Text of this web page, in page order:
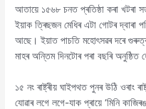
আতায়ে ১৫৬৮ চনত প্ৰতিষ্ঠা কৰা
ইয়াক ত্ৰিছজন মেধিৰ এটা গোটৰ দ্বাৰা
আছে। ইয়াত পাচতি মহোৎসৱৰ দৰে
মাহৰ অন্তিম দিনটোৰ পৰা বছৰি অনুষ্ঠিত
১৫ নং ৰাষ্ট্ৰীয় ঘাইপথত পুনৰ উঠি ওৰাং
যোৱাৰ লগে লগে-যাক প্ৰায়ে ‘মিনি